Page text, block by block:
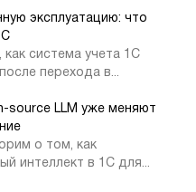
егер пайдаланушылар
бастауға болады.
эксплуатацию: что
как система учета 1С
перехода в...
source LLM уже меняют
о том, как
интеллект в 1С для...